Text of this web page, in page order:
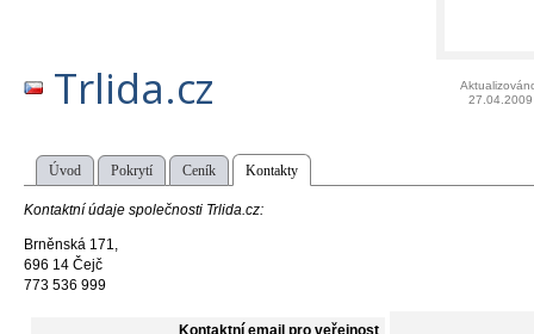
Trlida.cz
27.04.2009
Úvod Pokrytí Ceník Kontakty
Kontaktní údaje společnosti Trlida.cz:
Brněnská 171,
696 14 Čejč
773 536 999
Kontaktní email pro veřejnost